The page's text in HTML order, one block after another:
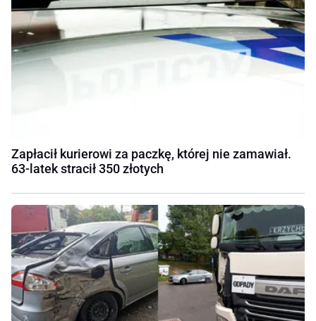
Zapłacił kurierowi za paczkę, której nie zamawiał.
63-latek stracił 350 złotych